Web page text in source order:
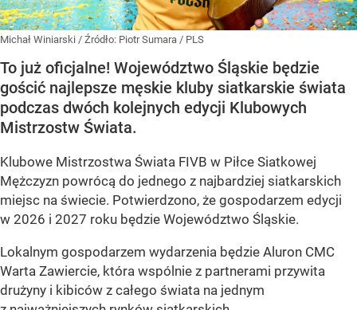
Michał Winiarski / Źródło: Piotr Sumara / PLS
To już oficjalne! Województwo Śląskie będzie
gościć najlepsze męskie kluby siatkarskie świata
podczas dwóch kolejnych edycji Klubowych
Mistrzostw Świata.
Klubowe Mistrzostwa Świata FIVB w Piłce Siatkowej
Mężczyzn powrócą do jednego z najbardziej siatkarskich
miejsc na świecie. Potwierdzono, że gospodarzem edycji
w 2026 i 2027 roku będzie Województwo Śląskie.
Lokalnym gospodarzem wydarzenia będzie Aluron CMC
Warta Zawiercie, która wspólnie z partnerami przywita
drużyny i kibiców z całego świata na jednym